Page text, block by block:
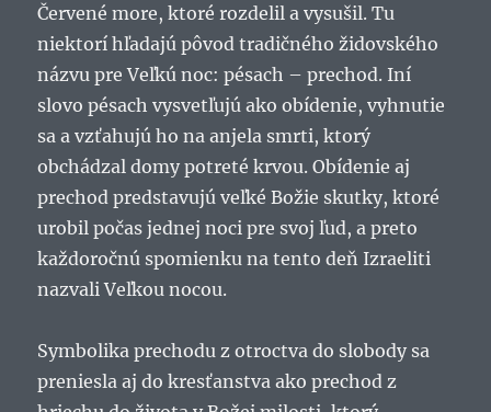
Červené more, ktoré rozdelil a vysušil. Tu
niektorí hľadajú pôvod tradičného židovského
názvu pre Veľkú noc: pésach – prechod. Iní
slovo pésach vysvetľujú ako obídenie, vyhnutie
sa a vzťahujú ho na anjela smrti, ktorý
obchádzal domy potreté krvou. Obídenie aj
prechod predstavujú veľké Božie skutky, ktoré
urobil počas jednej noci pre svoj ľud, a preto
každoročnú spomienku na tento deň Izraeliti
nazvali Veľkou nocou.
Symbolika prechodu z otroctva do slobody sa
preniesla aj do kresťanstva ako prechod z